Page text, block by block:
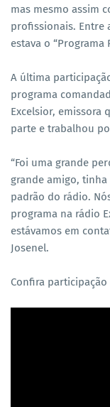
mas mesmo assim
profissionais. Entre
estava o “Programa
A última
programa
Excelsior, emissora
parte e trabalhou
“Foi uma grande
grande amigo, tinha
padrão do rádio.
programa na rádio
estávamos em
Josenel.
Confira participação